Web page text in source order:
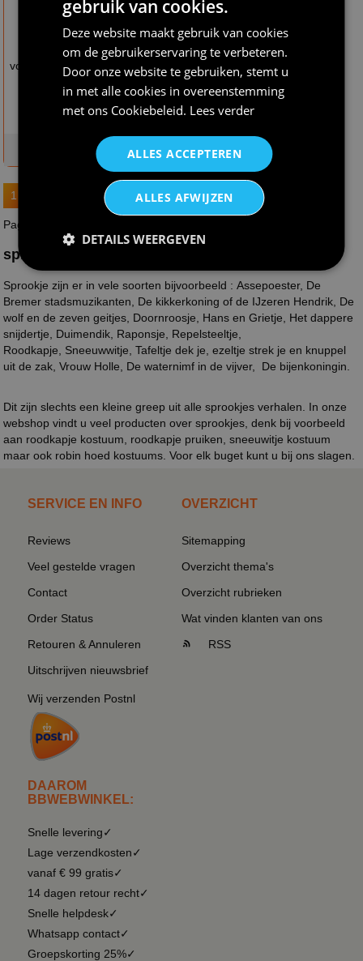
€ 23,95
Peter pan groen
volwassen kostuum
op voorraad
€ 17,95
Peter pan jongen
op voorraad
1
Pagina : 1 van 2
sprookje
Sprookje zijn er in vele soorten bijvoorbeeld : Assepoester, De
Bremer stadsmuzikanten, De kikkerkoning of de IJzeren Hendrik, De
wolf en de zeven geitjes, Doornroosje, Hans en Grietje, Het dappere
snijdertje, Duimendik, Raponsje, Repelsteeltje,
Roodkapje, Sneeuwwitje, Tafeltje dek je, ezeltje strek je en knuppel
uit de zak, Vrouw Holle, De waternimf in de vijver, De bijenkoningin.
Dit zijn slechts een kleine greep uit alle sprookjes verhalen. In onze
webshop vindt u veel producten over sprookjes, denk bij voorbeeld
aan roodkapje kostuum, roodkapje pruiken, sneeuwitje kostuum
maar ook robin hoed kostuums. Voor elk buget kunt u bij ons slagen.
SERVICE EN INFO
Reviews
Veel gestelde vragen
Contact
Order Status
Retouren & Annuleren
Uitschrijven nieuwsbrief
Wij verzenden Postnl
DAAROM
BBWEBWINKEL:
Snelle levering✓
Lage verzendkosten✓
vanaf € 99 gratis✓
14 dagen retour recht✓
Snelle helpdesk✓
Whatsapp contact✓
Groepskorting 25%✓
OVERZICHT
Sitemapping
Overzicht thema's
Overzicht rubrieken
Wat vinden klanten van ons
RSS
gebruik van cookies.
Deze website maakt gebruik van cookies
om de gebruikerservaring te verbeteren.
Door onze website te gebruiken, stemt u
in met alle cookies in overeenstemming
met ons Cookiebeleid. Lees verder
ALLES ACCEPTEREN
ALLES AFWIJZEN
DETAILS WEERGEVEN